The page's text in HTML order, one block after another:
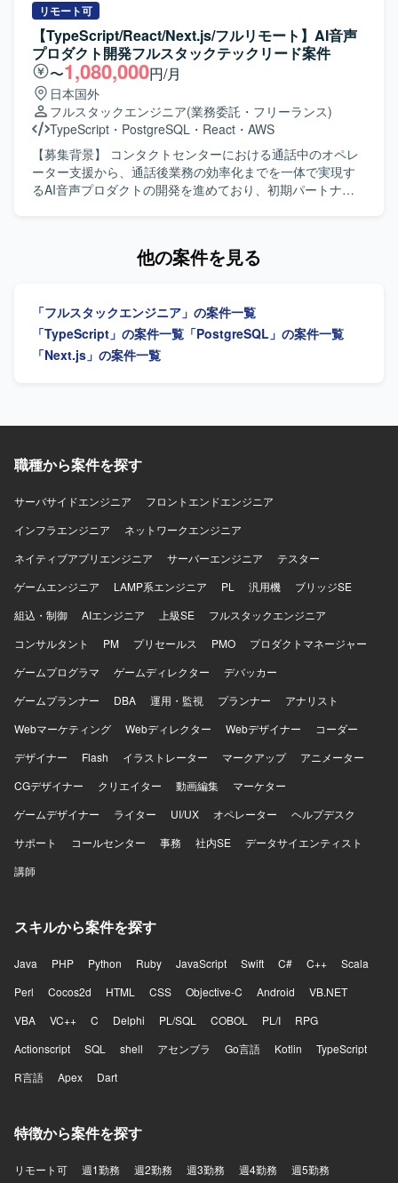
開発プロセスの標準化にも関心を持ち、継続的な改善に取
り組める方を歓迎いたします。 【ポジションの魅力】 生成
AI関連のChatGPT Skillsを扱う社内向けWebアプリケーショ
ンの立ち上げから携わることができる案件です。 Next.js、
FastAPI、AWS ECS、Docker、GitHub Actionsといったモ
ダンな技術スタックをフルスタックに経験することができ
ます。 アーキテクチャ設計やCI/CD、セキュリティなど、
アプリケーション全体の設計から運用まで幅広い領域に関
与できる環境です。 【開発環境】 フロントエンドは
Next.js、TypeScriptを用いて開発いたします。 バックエン
ドはPython、FastAPIを用いて開発いたします。 インフラ
はGitおよびGitHubを利用いたします。
を継続的かつスピーディーに進められる体制づくりが課題
となっております。そのため、フロントエンドとバックエ
ンドを横断して自ら設計・実装を担いながら技術課題の整
理や開発優先順位の検討、チームの技術的な意思決定を牽
引するテックリード候補を募集しております。 【作業内
容】 AI音声プロダクトにおけるフロントエンドとバックエ
ンドの設計、開発、運用を行っていただきます。TypeScript
を中心としたWebアプリケーションの機能開発や、通話中
支援、通話後処理、ナレッジ活用に関する機能の設計・実
装を担当していただきます。顧客環境で発生する不具合や
技術課題の調査、原因分析、恒久的な改善を推進していた
ただきます。アーキテクチャ設計、技術選定、リファクタ
ロセスやチーム内の役割分担、情報共有方法の改善、チー
ムメンバーへの技術的な支援やナレッジ共有を行っていた
だき、将来的にはテックリードとしてチーム開発および技
術的意思決定のリードを担っていただきます。 【求める人
事業上の優先順位を踏まえて判断できる方に参画していた
だきたいと考えております。不具合や個別要望への対応を
方、曖昧な状況でも自ら課題を整理し必要な関係者を巻き
込みながら開発を進められる方、プロダクトマネージャー
迎いたします。チームメンバーの経験や強みを尊重し技術
的な支援やナレッジ共有ができる方、開発速度と品質の両
方に責任を持ち継続的な改善に取り組める方に活躍してい
ただきたいポジションです。 【ポジションの魅力】 AI音声
ら得られるフィードバックをもとにプロダクトを改善して
いくフェーズに携わることができます。単に決められた仕
整理し、その場限りの個別対応ではなくプロダクトとして
再利用可能な機能や仕組みへ昇華していくことが求められ
ます。既存機能の改善と新規機能開発を両立するために、
開発優先順位やアーキテクチャ、チームの進め方そのもの
ドを横断して手を動かしながら将来的にはテックリードと
して技術面だけでなくチームの開発推進にも関与できるポ
用、通話後業務の効率化など、音声と生成AIを組み合わせ
た難易度の高いプロダクト開発に挑戦できます。 【開発環
境】 フロントエンドはReact、Next.js、Chrome Extension
Hono、Drizzle、Pythonを利用しております。データベース
はPostgreSQLやQdrant（ベクトルデータベース）を使用し
おり、CI/CDにはGitHub Actions、監視にはDatadogを利用
しております。AIについてはOpenAI API、Anthropic APIな
リモート可
【TypeScript/React/Next.js/フルリモート】AI音声
プロダクト開発フルスタックテックリード案件
〜1,080,000円/月
日本国外
フルスタックエンジニア(業務委託・フリーランス)
TypeScript ・ PostgreSQL ・ React ・ AWS
【募集背景】 コンタクトセンターにおける通話中のオペレ
ーター支援から、通話後業務の効率化までを一体で実現す
るAI音声プロダクトの開発を進めており、初期パートナー
トエンドとバックエンドを横断して設計・実装を担いなが
業内容】 AI音声プロダクトにおけるフロントエンドおよび
バックエンドの設計・開発・運用を行っていただきます。
TypeScriptを中心としたWebアプリケーションの機能開発
や、通話中支援、通話後処理、ナレッジ活用に関する機能
マネージャーやプロジェクトマネージャーとの要件整理・
仕様検討、アーキテクチャ設計や技術選定、リファクタリ
ビューや設計レビューによる開発品質の向上、開発プロセ
スやチーム内の役割分担、情報共有方法の改善、チームメ
発をリードしていただきます。 【求める人物像】 マネジメ
ントだけではなく自ら設計・実装を行いながらチームをリ
ードできる方を求めています。フロントエンドとバックエ
ンドの領域を限定せず、プロダクト全体の課題に向き合え
や事業上の優先順位を踏まえて判断できる方、不具合や個
別要望への対応をプロダクトの改善につなげられる方を歓
者を巻き込みながら開発を進められる方、プロダクトマネ
ージャーやプロジェクトマネージャーと建設的に議論でき
る方、チームメンバーの経験や強みを尊重しつつ技術的な
支援やナレッジ共有ができる方にご参画いただきたいと考
な改善に取り組める方を期待しています。 【ポジションの
魅力】 AI音声プロダクトを実際のコンタクトセンターへ導
トを改善していくフェーズに携わることができます。決め
られた仕様を実装するだけではなく、顧客環境で発生して
いる課題を整理し、プロダクトとして再利用可能な機能や
能の改善と新規機能開発を両立する中で、開発優先順位や
アーキテクチャ、チームの進め方そのものを見直していく
ンドを横断して手を動かしながら、将来的にはテックリー
ドとして技術面だけでなくチームの開発推進にも関与で
業務の効率化など、音声と生成AIを組み合わせた難易度の
高いプロダクト開発に挑戦できます。 【開発環境】 フロン
トエンドはReact、Next.js、Chrome Extensionを用いてお
り、バックエンドはTypeScript、Hono、Drizzle、Pythonを
す。CI/CDにはGitHub Actionsを用い、監視はDatadogを利
を活用しています。
他の案件を見る
「フルスタックエンジニア」の案件一覧
「TypeScript」の案件一覧 「PostgreSQL」の案件一覧
「Next.js」の案件一覧
職種から案件を探す
サーバサイドエンジニア
フロントエンドエンジニア
インフラエンジニア
ネットワークエンジニア
ネイティブアプリエンジニア
サーバーエンジニア
テスター
ゲームエンジニア
LAMP系エンジニア PL 汎用機
ブリッジSE
組込・制御
AIエンジニア 上級SE
フルスタックエンジニア
コンサルタント
PM プリセールス PMO
プロダクトマネージャー
ゲームプログラマ
ゲームディレクター
デバッカー
ゲームプランナー
DBA 運用・監視 プランナー
アナリスト
Webマーケティング
Webディレクター Webデザイナー
コーダー
デザイナー
Flash イラストレーター マークアップ
アニメーター
CGデザイナー
クリエイター 動画編集
マーケター
ゲームデザイナー
ライター UI/UX オペレーター
ヘルプデスク
サポート
コールセンター 事務 社内SE
データサイエンティスト
講師
スキルから案件を探す
Java PHP Python Ruby JavaScript Swift C# C++
Scala
Perl
Cocos2d HTML CSS Objective-C Android
VB.NET
VBA
VC++ C Delphi PL/SQL COBOL PL/I
RPG
Actionscript
SQL shell アセンブラ Go言語 Kotlin
TypeScript
R言語
Apex Dart
特徴から案件を探す
リモート可 週1勤務 週2勤務 週3勤務 週4勤務 週5勤務